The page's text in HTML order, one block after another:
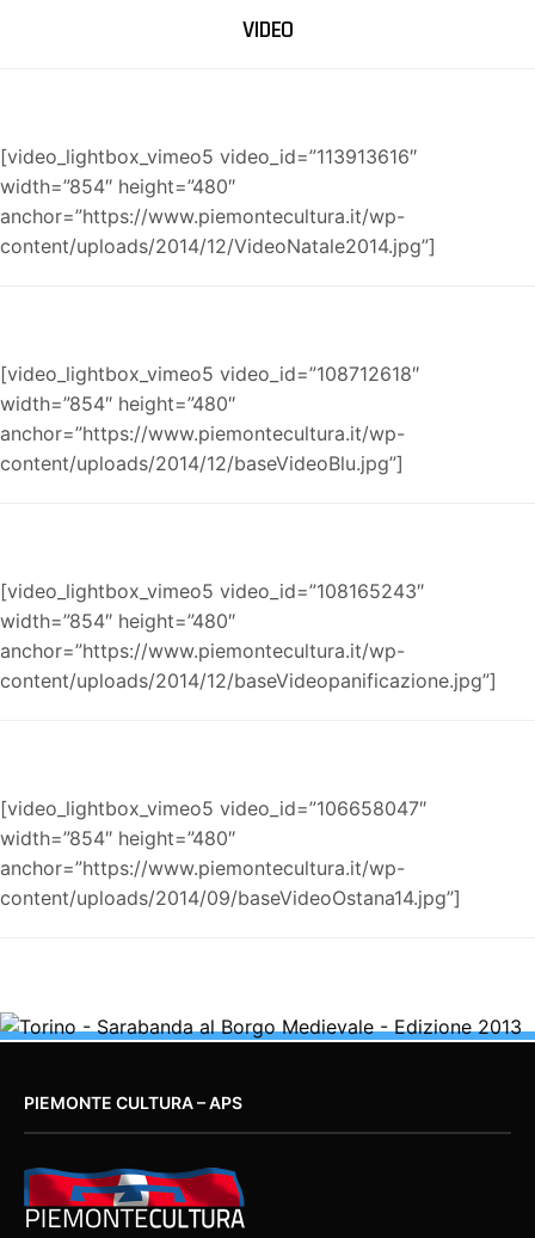
VIDEO
[video_lightbox_vimeo5 video_id=”113913616″
width=”854″ height=”480″
anchor=”https://www.piemontecultura.it/wp-
content/uploads/2014/12/VideoNatale2014.jpg”]
[video_lightbox_vimeo5 video_id=”108712618″
width=”854″ height=”480″
anchor=”https://www.piemontecultura.it/wp-
content/uploads/2014/12/baseVideoBlu.jpg”]
[video_lightbox_vimeo5 video_id=”108165243″
width=”854″ height=”480″
anchor=”https://www.piemontecultura.it/wp-
content/uploads/2014/12/baseVideopanificazione.jpg”]
[video_lightbox_vimeo5 video_id=”106658047″
width=”854″ height=”480″
anchor=”https://www.piemontecultura.it/wp-
content/uploads/2014/09/baseVideoOstana14.jpg”]
PIEMONTE CULTURA – APS